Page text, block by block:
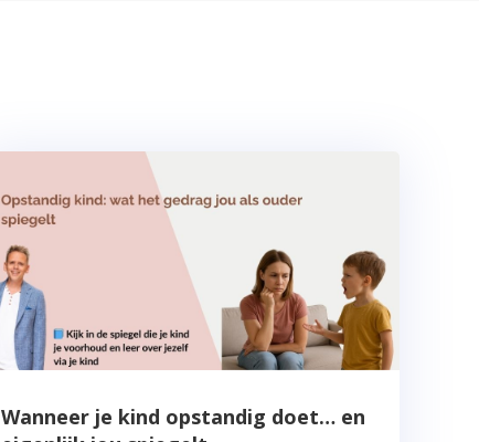
Wanneer je kind opstandig doet… en